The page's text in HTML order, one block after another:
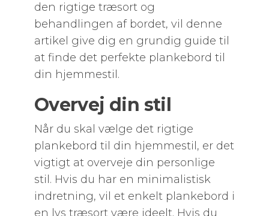
den rigtige træsort og
behandlingen af bordet, vil denne
artikel give dig en grundig guide til
at finde det perfekte plankebord til
din hjemmestil.
Overvej din stil
Når du skal vælge det rigtige
plankebord til din hjemmestil, er det
vigtigt at overveje din personlige
stil. Hvis du har en minimalistisk
indretning, vil et enkelt plankebord i
en lys træsort være ideelt. Hvis du